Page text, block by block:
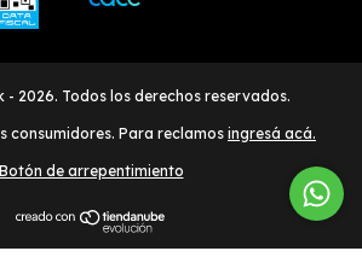
- 2026. Todos los derechos reservados.
consumidores. Para reclamos ingresá acá.
Botón de arrepentimiento